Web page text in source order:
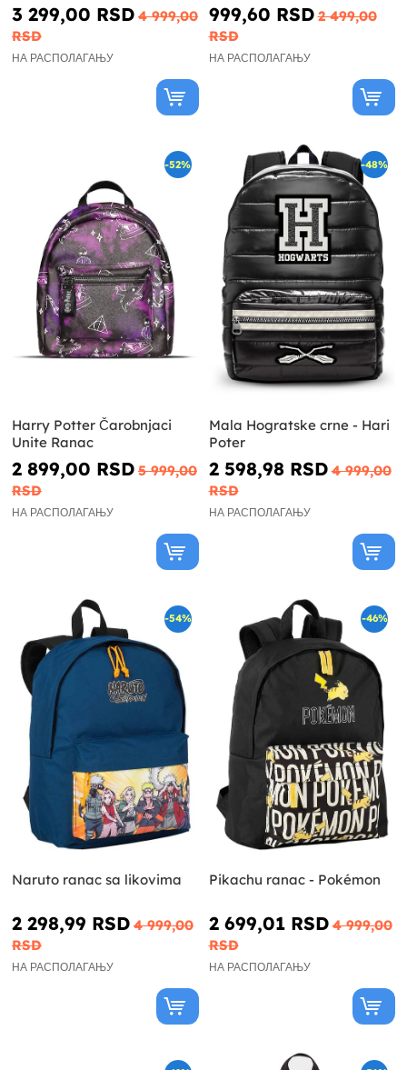
3 299,00 RSD 4 999,00
RSD
НА РАСПОЛАГАЊУ
999,60 RSD 2 499,00
RSD
НА РАСПОЛАГАЊУ
-52%
Harry Potter Čarobnjaci
Unite Ranac
2 899,00 RSD 5 999,00
RSD
НА РАСПОЛАГАЊУ
-48%
Mala Hogratske crne - Hari
Poter
2 598,98 RSD 4 999,00
RSD
НА РАСПОЛАГАЊУ
-54%
Naruto ranac sa likovima
2 298,99 RSD 4 999,00
RSD
НА РАСПОЛАГАЊУ
-46%
Pikachu ranac - Pokémon
2 699,01 RSD 4 999,00
RSD
НА РАСПОЛАГАЊУ